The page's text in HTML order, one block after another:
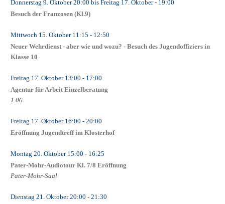
Donnerstag 9. Oktober20:00 bis Freitag 17. Oktober- 19:00
Besuch der Franzosen (Kl.9)
Mittwoch 15. Oktober11:15 - 12:50
Neuer Wehrdienst - aber wie und wozu? - Besuch des Jugendoffiziers in
Klasse 10
Freitag 17. Oktober13:00 - 17:00
Agentur für Arbeit Einzelberatung
1.06
Freitag 17. Oktober16:00 - 20:00
Eröffnung Jugendtreff im Klosterhof
Montag 20. Oktober15:00 - 16:25
Pater-Mohr-Audiotour Kl. 7/8 Eröffnung
Pater-Mohr-Saal
Dienstag 21. Oktober20:00 - 21:30